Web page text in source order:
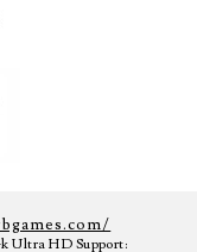
Ultra HD Support: